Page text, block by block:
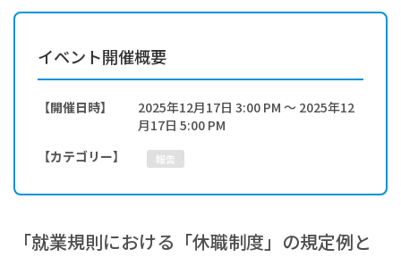
更
時
イベント開催概要
【開催日時】
2025年12月17日 3:00 PM ～ 2025年12
月17日 5:00 PM
【カテゴリー】
報告
「就業規則における「休職制度」の規定例と